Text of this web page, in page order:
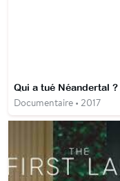
Qui a tué Néandertal ?
Documentaire • 2017